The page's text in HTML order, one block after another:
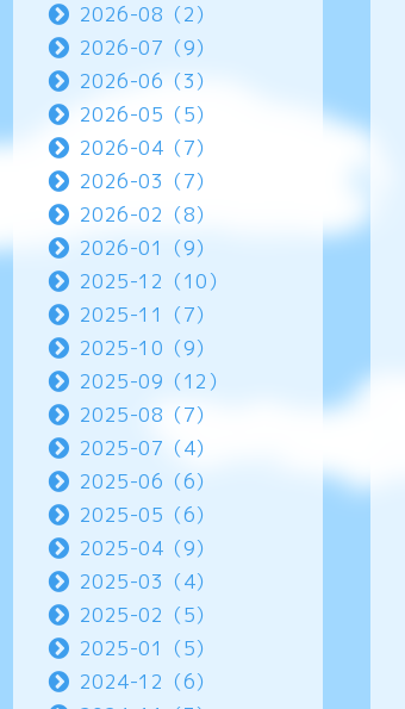
2026-08（2）
2026-07（9）
2026-06（3）
2026-05（5）
2026-04（7）
2026-03（7）
2026-02（8）
2026-01（9）
2025-12（10）
2025-11（7）
2025-10（9）
2025-09（12）
2025-08（7）
2025-07（4）
2025-06（6）
2025-05（6）
2025-04（9）
2025-03（4）
2025-02（5）
2025-01（5）
2024-12（6）